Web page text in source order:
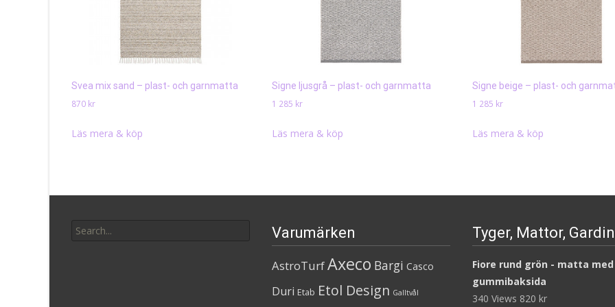
Svea mix sand – plast- och garnmatta
870 kr
Läs mera & köp
Signe ljusgrå – plast- och garnmatta
1 285 kr
Läs mera & köp
Signe beige – plast- och
1 285 kr
Läs mera & köp
for:
Varumärken
AstroTurfAxeco Bargi Casco
Duri Etab Etol Design Galltvål
Tyger, Mattor,
Fiore rund grön - matta med
gummibaksida
340 Views 820 kr